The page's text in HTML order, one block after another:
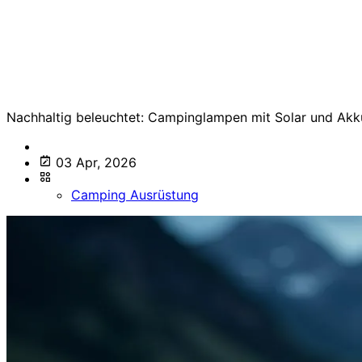
Nachhaltig beleuchtet: Campinglampen mit Solar und
03 Apr, 2026
Camping Ausrüstung